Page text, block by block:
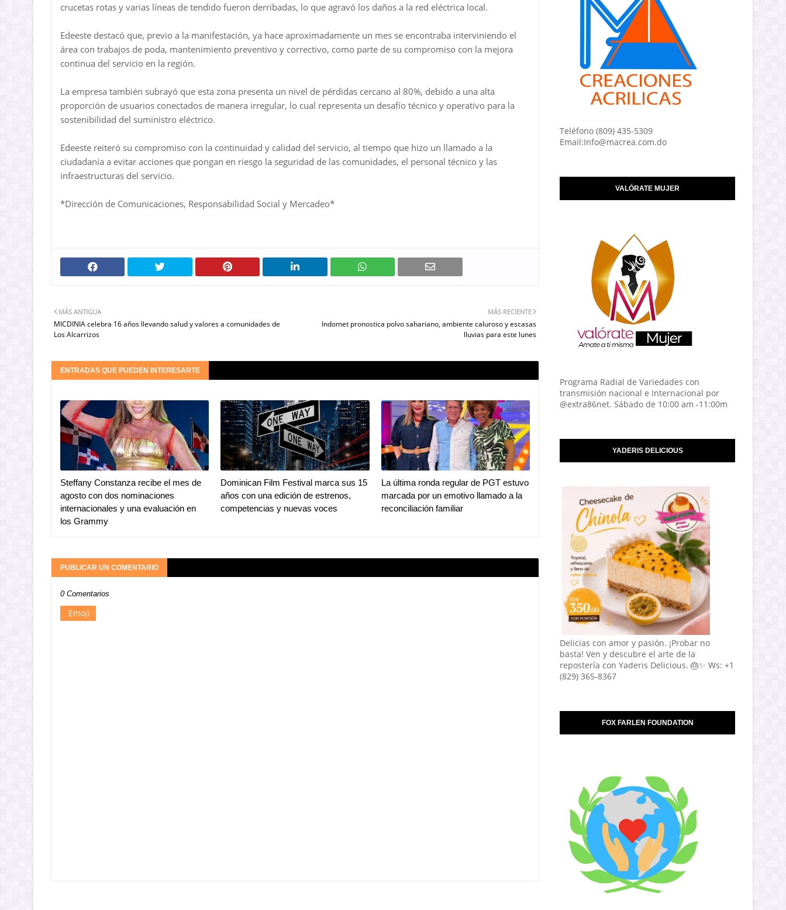
crucetas rotas y varias líneas de tendido fueron derribadas, lo que agravó los daños a la red eléctrica local.
Edeeste destacó que, previo a la manifestación, ya hace aproximadamente un mes se encontraba interviniendo el
área con trabajos de poda, mantenimiento preventivo y correctivo, como parte de su compromiso con la mejora
continua del servicio en la región.
La empresa también subrayó que esta zona presenta un nivel de pérdidas cercano al 80%, debido a una alta
proporción de usuarios conectados de manera irregular, lo cual representa un desafío técnico y operativo para la
sostenibilidad del suministro eléctrico.
Edeeste reiteró su compromiso con la continuidad y calidad del servicio, al tiempo que hizo un llamado a la
ciudadanía a evitar acciones que pongan en riesgo la seguridad de las comunidades, el personal técnico y las
infraestructuras del servicio.
*Dirección de Comunicaciones, Responsabilidad Social y Mercadeo*
MÁS RECIENTE
Indomet pronostica polvo sahariano, ambiente caluroso y escasas
lluvias para este lunes
MÁS ANTIGUA
MICDINIA celebra 16 años llevando salud y valores a comunidades de
Los Alcarrizos
ENTRADAS QUE PUEDEN INTERESARTE
Steffany Constanza recibe el mes de
agosto con dos nominaciones
internacionales y una evaluación en
los Grammy
Dominican Film Festival marca sus 15
años con una edición de estrenos,
competencias y nuevas voces
La última ronda regular de PGT estuvo
marcada por un emotivo llamado a la
reconciliación familiar
PUBLICAR UN COMENTARIO
0 Comentarios
Emoji
Teléfono (809) 435-5309
Email:Info@macrea.com.do
VALÓRATE MUJER
Programa Radial de Variedades con
transmisión nacional e Internacional por
@extra86net. Sábado de 10:00 am -11:00m
YADERIS DELICIOUS
Delicias con amor y pasión. ¡Probar no
basta! Ven y descubre el arte de la
repostería con Yaderis Delicious. 🎂✨ Ws: +1
(829) 365-8367
FOX FARLEN FOUNDATION